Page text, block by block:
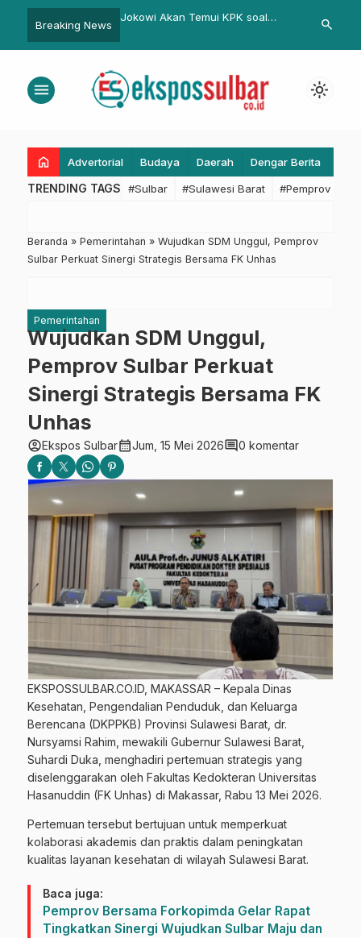
Breaking News
Akan Temui KPK soal
Terima Rapor Penilaian
Komitmen Tingkatkan Pelayanan
search
menu light_mode
home Advertorial Budaya Daerah Dengar Berita
TRENDING TAGS #Sulbar #Sulawesi Barat #Pemprov
Beranda » Pemerintahan » Wujudkan SDM Unggul, Pemprov
Sulbar Perkuat Sinergi Strategis Bersama FK Unhas
Pemerintahan
Wujudkan SDM Unggul,
Pemprov Sulbar Perkuat
Sinergi Strategis Bersama FK
Unhas
account_circleEkspos Sulbarcalendar_monthJum, 15 Mei 2026comment0 komentar
EKSPOSSULBAR.CO.ID, MAKASSAR – Kepala Dinas
Kesehatan, Pengendalian Penduduk, dan Keluarga
Berencana (DKPPKB) Provinsi Sulawesi Barat, dr.
Nursyamsi Rahim, mewakili Gubernur Sulawesi Barat,
Suhardi Duka, menghadiri pertemuan strategis yang
diselenggarakan oleh Fakultas Kedokteran Universitas
Hasanuddin (FK Unhas) di Makassar, Rabu 13 Mei 2026.
Pertemuan tersebut bertujuan untuk memperkuat
kolaborasi akademis dan praktis dalam peningkatan
kualitas layanan kesehatan di wilayah Sulawesi Barat.
Baca juga:
Pemprov Bersama Forkopimda Gelar Rapat
Tingkatkan Sinergi Wujudkan Sulbar Maju dan